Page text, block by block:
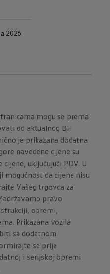
2026
mogu se prema
od aktualnog BH
je prikazana dodatna
navedene cijene su
uključujući PDV. U
da cijene nisu
Vašeg trgovca za
pravo
opremi,
Prikazana vozila
sa dodatnom
se prije
i serijskoj opremi